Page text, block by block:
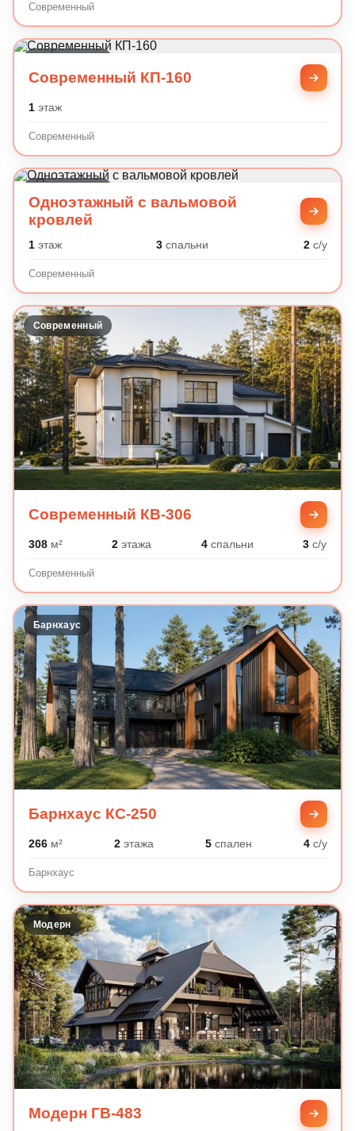
Современный
Современный КП-160
1этаж
Современный
Одноэтажный с вальмовой
кровлей
1этаж 3 спальни 2с/у
Современный
Современный
Современный КВ-306
308м² 2 этажа 4спальни 3 с/у
Современный
Барнхаус
Барнхаус КС-250
266м² 2этажа 5спален 4с/у
Барнхаус
Модерн
Модерн ГВ-483